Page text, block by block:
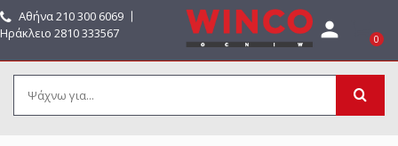
Αθήνα210 300 6069 〡
Ηράκλειο 2810 333567
 0